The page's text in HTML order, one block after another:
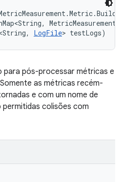
LogFile> testLogs)
para pós-processar métricas e
as métricas recém-
e com um nome de
colisões com